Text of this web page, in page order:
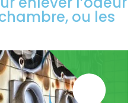
ou les